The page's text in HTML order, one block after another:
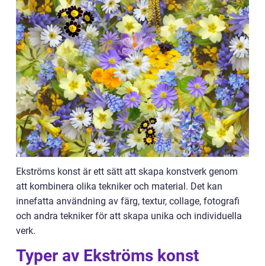
Ekströms konst är ett sätt att skapa konstverk genom
att kombinera olika tekniker och material. Det kan
innefatta användning av färg, textur, collage, fotografi
och andra tekniker för att skapa unika och individuella
verk.
Typer av Ekströms konst